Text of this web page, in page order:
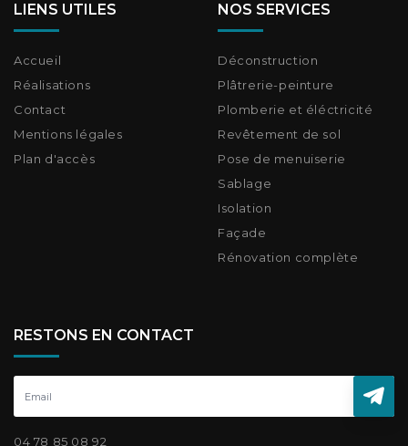
LIENS UTILES
Accueil
Réalisations
Contact
Mentions légales
Plan d'accès
NOS SERVICES
Déconstruction
Plâtrerie-peinture
Plomberie et éléctricité
Revêtement de sol
Pose de menuiserie
Sablage
Isolation
Façade
Rénovation complète
RESTONS EN CONTACT
04 78 85 08 92